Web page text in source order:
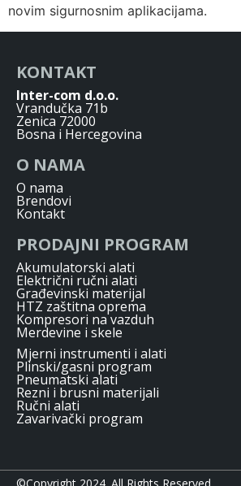
novim sigurnosnim aplikacijama.
KONTAKT
Inter-com d.o.o.
Vrandučka 71b
Zenica 72000
Bosna i Hercegovina
O NAMA
O nama
Brendovi
Kontakt
PRODAJNI PROGRAM
Akumulatorski alati
Električni ručni alati
Građevinski materijal
HTZ zaštitna oprema
Kompresori na vazduh
Merdevine i skele
Mjerni instrumenti i alati
Plinski/gasni program
Pneumatski alati
Rezni i brusni materijali
Ručni alati
Zavarivački program